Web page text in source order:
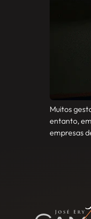
Muitos
entanto,
empresas